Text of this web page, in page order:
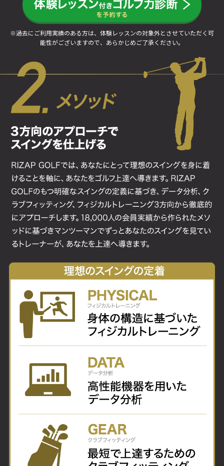
※過去にご利用実績のある方は、体験レッスンの対象外とさせていただく可
能性がございますので、あらかじめご了承ください。